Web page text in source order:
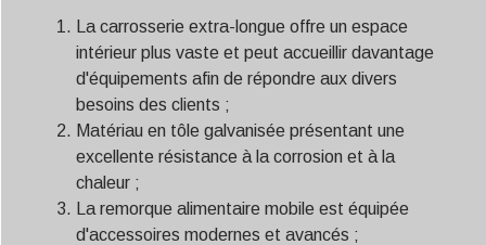
La carrosserie extra-longue offre un espace
intérieur plus vaste et peut accueillir davantage
d'équipements afin de répondre aux divers
besoins des clients ;
Matériau en tôle galvanisée présentant une
excellente résistance à la corrosion et à la
chaleur ;
La remorque alimentaire mobile est équipée
d'accessoires modernes et avancés ;